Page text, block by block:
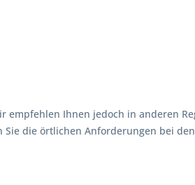
Ihnen jedoch in anderen
die örtlichen Anforderungen bei